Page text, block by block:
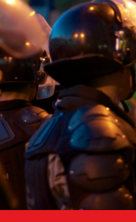
venezuela-
general-
context.jpg